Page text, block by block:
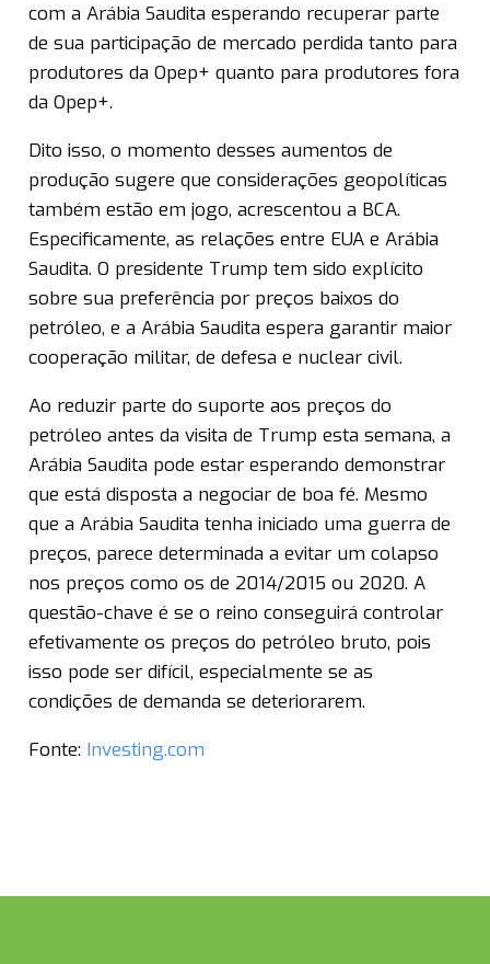
com a Arábia Saudita esperando recuperar parte
de sua participação de mercado perdida tanto para
produtores da Opep+ quanto para produtores fora
da Opep+.
Dito isso, o momento desses aumentos de
produção sugere que considerações geopolíticas
também estão em jogo, acrescentou a BCA.
Especificamente, as relações entre EUA e Arábia
Saudita. O presidente Trump tem sido explícito
sobre sua preferência por preços baixos do
petróleo, e a Arábia Saudita espera garantir maior
cooperação militar, de defesa e nuclear civil.
Ao reduzir parte do suporte aos preços do
petróleo antes da visita de Trump esta semana, a
Arábia Saudita pode estar esperando demonstrar
que está disposta a negociar de boa fé. Mesmo
que a Arábia Saudita tenha iniciado uma guerra de
preços, parece determinada a evitar um colapso
nos preços como os de 2014/2015 ou 2020. A
questão-chave é se o reino conseguirá controlar
efetivamente os preços do petróleo bruto, pois
isso pode ser difícil, especialmente se as
condições de demanda se deteriorarem.
Fonte: Investing.com